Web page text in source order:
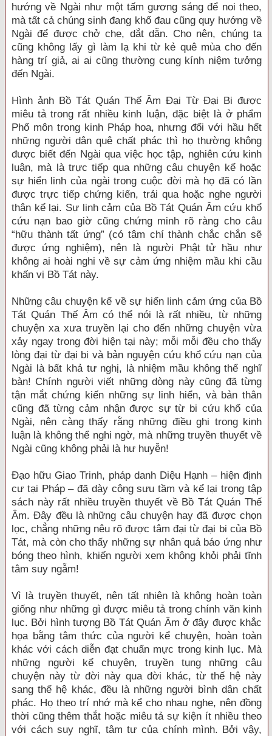
hướng về Ngài như một tấm gương sáng để noi theo,
mà tất cả chúng sinh đang khổ đau cũng quy hướng về
Ngài để được chở che, dắt dẫn. Cho nên, chúng ta
cũng không lấy gì làm lạ khi từ kẻ quê mùa cho đến
hàng trí giả, ai ai cũng thường cung kính niệm tưởng
đến Ngài.
Hình ảnh Bồ Tát Quán Thế Âm Đại Từ Đại Bi được
miêu tả trong rất nhiều kinh luận, đặc biệt là ở phẩm
Phổ môn trong kinh Pháp hoa, nhưng đối với hầu hết
những người dân quê chất phác thì họ thường không
được biết đến Ngài qua việc học tập, nghiên cứu kinh
luận, mà là trực tiếp qua những câu chuyện kể hoặc
sự hiển linh của ngài trong cuộc đời mà họ đã có lần
được trực tiếp chứng kiến, trải qua hoặc nghe người
thân kể lại. Sự linh cảm của Bồ Tát Quán Âm cứu khổ
cứu nạn bao giờ cũng chứng minh rõ ràng cho câu
“hữu thành tất ứng” (có tâm chí thành chắc chắn sẽ
được ứng nghiệm), nên là người Phật tử hầu như
không ai hoài nghi về sự cảm ứng nhiệm mầu khi cầu
khấn vị Bồ Tát này.
Những câu chuyện kể về sự hiển linh cảm ứng của Bồ
Tát Quán Thế Âm có thể nói là rất nhiều, từ những
chuyện xa xưa truyền lại cho đến những chuyện vừa
xảy ngay trong đời hiện tại này; mỗi mỗi đều cho thấy
lòng đại từ đại bi và bản nguyện cứu khổ cứu nạn của
Ngài là bất khả tư nghị, là nhiệm mầu không thể nghĩ
bàn! Chính người viết những dòng này cũng đã từng
tận mắt chứng kiến những sự linh hiển, và bản thân
cũng đã từng cảm nhận được sự từ bi cứu khổ của
Ngài, nên càng thấy rằng những điều ghi trong kinh
luận là không thể nghi ngờ, mà những truyền thuyết về
Ngài cũng không phải là hư huyễn!
Đạo hữu Giao Trinh, pháp danh Diệu Hạnh – hiện định
cư tại Pháp – đã dày công sưu tầm và kể lại trong tập
sách này rất nhiều truyền thuyết về Bồ Tát Quán Thế
Âm. Đây đều là những câu chuyện hay đã được chọn
lọc, chẳng những nêu rõ được tâm đại từ đại bi của Bồ
Tát, mà còn cho thấy những sự nhân quả báo ứng như
bóng theo hình, khiến người xem không khỏi phải tĩnh
tâm suy ngẫm!
Vì là truyền thuyết, nên tất nhiên là không hoàn toàn
giống như những gì được miêu tả trong chính văn kinh
lục. Bởi hình tượng Bồ Tát Quán Âm ở đây được khắc
họa bằng tâm thức của người kể chuyện, hoàn toàn
khác với cách diễn đạt chuẩn mực trong kinh lục. Mà
những người kể chuyện, truyền tụng những câu
chuyện này từ đời này qua đời khác, từ thế hệ này
sang thế hệ khác, đều là những người bình dân chất
phác. Họ theo trí nhớ mà kể cho nhau nghe, nên đồng
thời cũng thêm thắt hoặc miêu tả sự kiện ít nhiều theo
với cách suy nghĩ, tâm tư của chính mình. Bởi vậy,